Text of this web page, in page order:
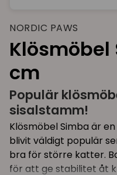
NORDIC PAWS
Klösmöbel
cm
Populär
sisalstamm!
Klösmöbel Simba är
blivit väldigt populär
bra för större katter.
för att ge stabilitet åt